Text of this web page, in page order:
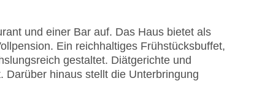
und einer Bar auf. Das Haus bietet als
Ein reichhaltiges Frühstücksbuffet,
gestaltet. Diätgerichte und
hinaus stellt die Unterbringung